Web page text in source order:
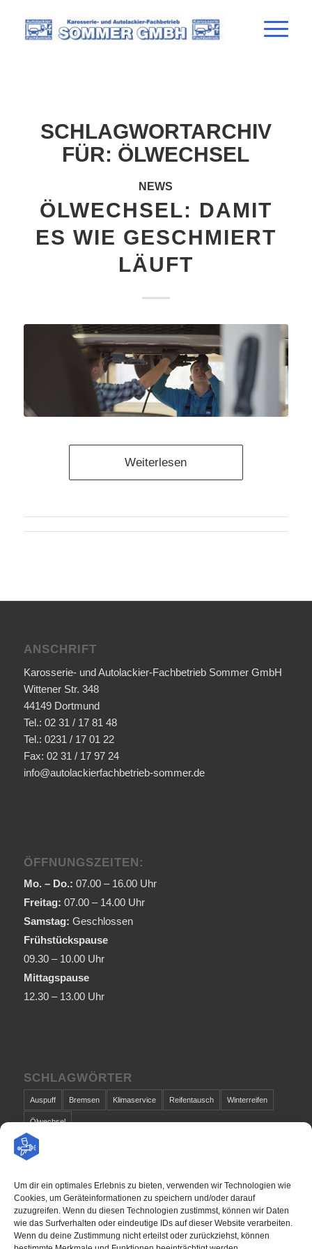
Um dir ein optimales Erlebnis zu bieten, verwenden wir Technologien wie
Cookies, um Geräteinformationen zu speichern und/oder darauf
zuzugreifen. Wenn du diesen Technologien zustimmst, können wir Daten
wie das Surfverhalten oder eindeutige IDs auf dieser Website verarbeiten.
Wenn du deine Zustimmung nicht erteilst oder zurückziehst, können
SCHLAGWORTARCHIV
FÜR: ÖLWECHSEL
NEWS
ÖLWECHSEL: DAMIT
ES WIE GESCHMIERT
LÄUFT
Weiterlesen
ANSCHRIFT
Karosserie- und Autolackier-Fachbetrieb Sommer GmbH
Wittener Str. 348
44149 Dortmund
Tel.: 02 31 / 17 81 48
Tel.: 0231 / 17 01 22
Fax: 02 31 / 17 97 24
info@autolackierfachbetrieb-sommer.de
ÖFFNUNGSZEITEN:
Mo. – Do.: 07.00 – 16.00 Uhr
Freitag: 07.00 – 14.00 Uhr
Samstag: Geschlossen
Frühstückspause
09.30 – 10.00 Uhr
Mittagspause
12.30 – 13.00 Uhr
SCHLAGWÖRTER
Auspuff Bremsen Klimaservice Reifentausch Winterreifen
Ölwechsel